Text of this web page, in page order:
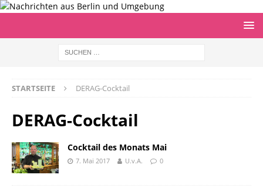
STARTSEITE DERAG-Cocktail
DERAG-Cocktail
Cocktail des Monats Mai
7. Mai 2017 U.v.A. 0